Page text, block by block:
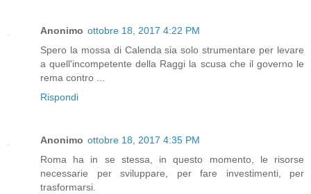
Anonimo ottobre 18, 2017 4:22 PM
Spero la mossa di Calenda sia solo strumentare per levare
a quell'incompetente della Raggi la scusa che il governo le
rema contro ...
Rispondi
Anonimo ottobre 18, 2017 4:35 PM
Roma ha in se stessa, in questo momento, le risorse
necessarie per sviluppare, per fare investimenti, per
trasformarsi.